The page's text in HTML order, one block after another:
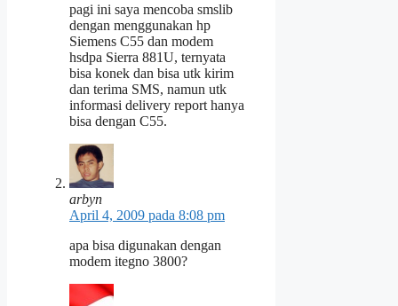
pagi ini saya mencoba smslib
dengan menggunakan hp
Siemens C55 dan modem
hsdpa Sierra 881U, ternyata
bisa konek dan bisa utk kirim
dan terima SMS, namun utk
informasi delivery report hanya
bisa dengan C55.
arbyn
April 4, 2009 pada 8:08 pm
apa bisa digunakan dengan
modem itegno 3800?